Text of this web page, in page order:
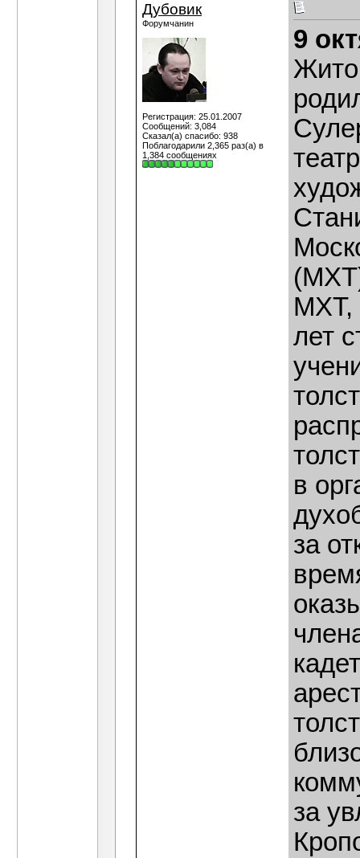
Дубовик
Форумчанин
Регистрация: 25.01.2007
Сообщений: 3,084
Сказал(а) спасибо: 938
Поблагодарили 2,365 раз(а) в
1,384 сообщениях
9
МХТ,
лет
в
за
за